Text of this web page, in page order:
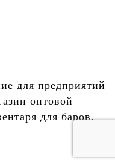
для предприятий
оптовой
для баров,